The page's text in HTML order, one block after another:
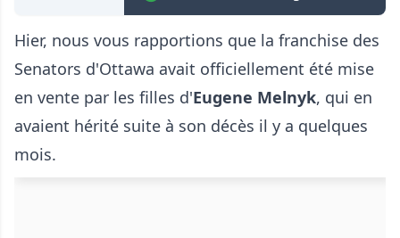
Hier, nous vous rapportions que la franchise des
Senators d'Ottawa avait officiellement été mise
en vente par les filles d'Eugene Melnyk, qui en
avaient hérité suite à son décès il y a quelques
mois.